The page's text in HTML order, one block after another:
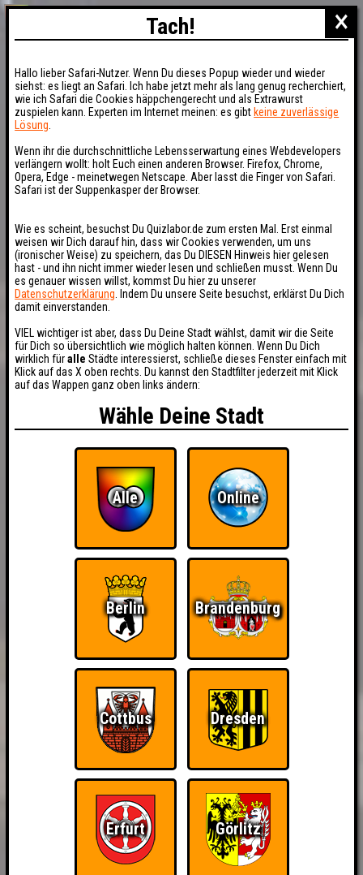
×
Tach!
Hallo lieber Safari-Nutzer. Wenn Du dieses Popup wieder und wieder
siehst: es liegt an Safari. Ich habe jetzt mehr als lang genug recherchiert,
wie ich Safari die Cookies häppchengerecht und als Extrawurst
zuspielen kann. Experten im Internet meinen: es gibt keine zuverlässige
Lösung
Wenn ihr die durchschnittliche Lebensserwartung eines Webdevelopers
verlängern wollt: holt Euch einen anderen Browser. Firefox, Chrome,
Opera, Edge - meinetwegen Netscape. Aber lasst die Finger von Safari.
Safari ist der Suppenkasper der Browser.
Wie es scheint, besuchst Du Quizlabor.de zum ersten Mal. Erst einmal
weisen wir Dich darauf hin, dass wir Cookies verwenden, um uns
(ironischer Weise) zu speichern, das Du DIESEN Hinweis hier gelesen
hast - und ihn nicht immer wieder lesen und schließen musst. Wenn Du
es genauer wissen willst, kommst Du hier zu unserer
Datenschutzerklärung . Indem Du unsere Seite besuchst, erklärst Du Dich
damit einverstanden.
VIEL wichtiger ist aber, dass Du Deine Stadt wählst, damit wir die Seite
für Dich so übersichtlich wie möglich halten können. Wenn Du Dich
wirklich füralle Städte interessierst, schließe dieses Fenster einfach mit
Klick auf das X oben rechts. Du kannst den Stadtfilter jederzeit mit Klick
auf das Wappen ganz oben links ändern:
Wähle Deine Stadt
Alle Online
Berlin Brandenburg
Cottbus Dresden
Erfurt Görlitz